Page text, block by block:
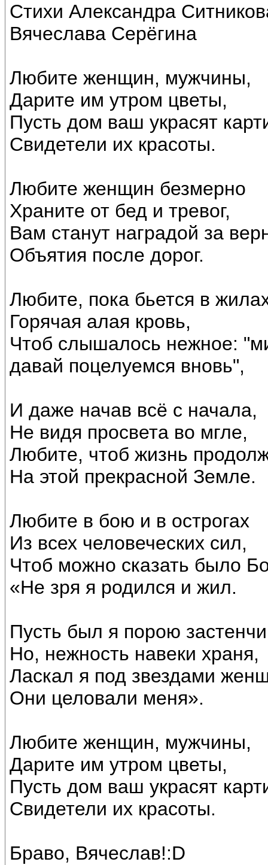
Стихи Александра
Вячеслава Серёгина
Любите женщин, мужчины,
Дарите им утром цветы,
Пусть дом ваш украсят
Свидетели их красоты.
Любите женщин безмерно
Храните от бед и тревог,
Вам станут наградой за
Объятия после дорог.
Любите, пока бьется в
Горячая алая кровь,
Чтоб слышалось нежное:
давай поцелуемся вновь",
И даже начав всё с начала,
Не видя просвета во мгле,
Любите, чтоб жизнь
На этой прекрасной Земле.
Любите в бою и в острогах
Из всех человеческих сил,
Чтоб можно сказать было
«Не зря я родился и жил.
Пусть был я порою
Но, нежность навеки храня,
Ласкал я под звездами
Они целовали меня».
Любите женщин, мужчины,
Дарите им утром цветы,
Пусть дом ваш украсят
Свидетели их красоты.
Браво, Вячеслав!:D